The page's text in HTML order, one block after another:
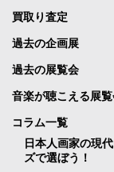
買取り査定
過去の企画展
過去の展覧会
音楽が聴こえる展
コラム一覧
日本人画家の現
ズで選ぼう！